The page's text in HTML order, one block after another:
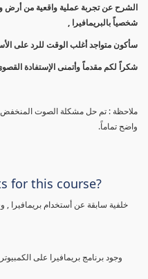
الشرح عن تجربة عملية واقعية من أرض
شخصياً بالبريمافيرا ,
سأكون متواجد أغلب الوقت للرد على
شكراً لكم مقدماً وأتمنى الإستفادة
ملاحظة : تم حل مشكلة الصوت
واضح تماماً.
for this course?
خلفية سابقة عن أستخدام بريمافيرا
وجود برنامج بريمافيرا على